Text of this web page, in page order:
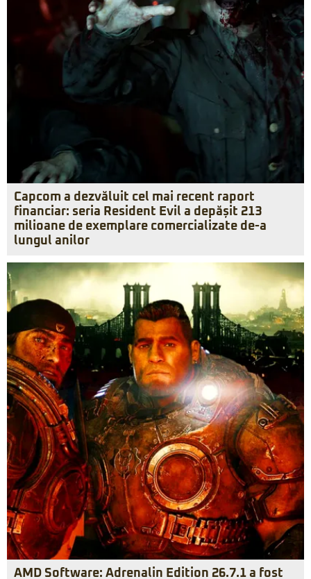
Capcom a dezvăluit cel mai recent raport
financiar: seria Resident Evil a depășit 213
milioane de exemplare comercializate de-a
lungul anilor
AMD Software: Adrenalin Edition 26.7.1 a fost